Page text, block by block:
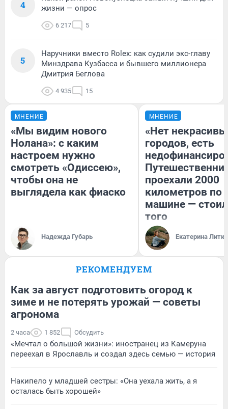
4
жизни — опрос
6 217 5
5
Наручники вместо Rolex: как судили экс-главу
Минздрава Кузбасса и бывшего миллионера
Дмитрия Беглова
4 935 15
МНЕНИЕ
«Мы видим нового
Нолана»: с каким
настроем нужно
смотреть «Одиссею»,
чтобы она не
выглядела как фиаско
Надежда Губарь
МНЕНИЕ
«Нет
городов, есть
проехали 2000
километров по
машине —
того
Екатерина
РЕКОМЕНДУЕМ
Как за август подготовить огород к
зиме и не потерять урожай — советы
агронома
2 часа 1 852 Обсудить
«Мечтал о большой жизни»: иностранец из Камеруна
переехал в Ярославль и создал здесь семью — история
Накипело у младшей сестры: «Она уехала жить, а я
осталась быть хорошей»